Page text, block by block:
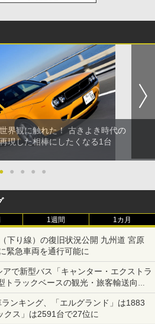
界観に触れた！ 古きよき時代の
現した相棒にしたくなる1台
● ● ● ● ●
1週間 1カ月
下り線）の復旧状況公開 九州道 宮原
緊急車両を通行可能に
で新型バス「キャンター・エクストラ
トラックベースの観光・旅客輸送向け
ンキング、「エルグランド」は1883
クス」は2591台で27位に